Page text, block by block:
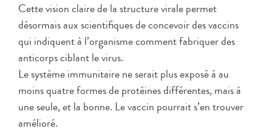
Cette vision claire de la structure virale permet
désormais aux scientifiques de concevoir des vaccins
qui indiquent à l’organisme comment fabriquer des
anticorps ciblant le virus.
Le système immunitaire ne serait plus exposé à au
moins quatre formes de protéines différentes, mais à
une seule, et la bonne. Le vaccin pourrait s’en trouver
amélioré.